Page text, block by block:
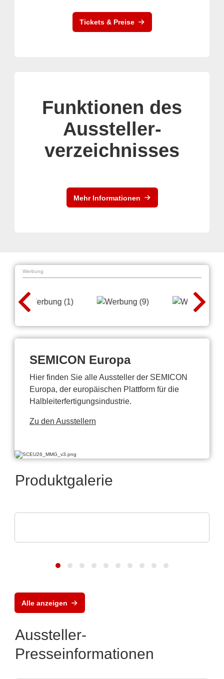
Tickets & Preise
Funktionen des
Aussteller-
verzeichnisses
Mehr Informationen
Werbung
SEMICON Europa
Hier finden Sie alle Aussteller der SEMICON
Europa, der europäischen Plattform für die
Halbleiterfertigungsindustrie.
Zu den Ausstellern
Produktgalerie
Alle anzeigen
Aussteller-
Presseinformationen